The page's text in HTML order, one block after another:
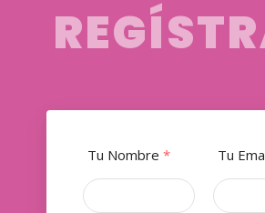
Tu Nombre * Tu